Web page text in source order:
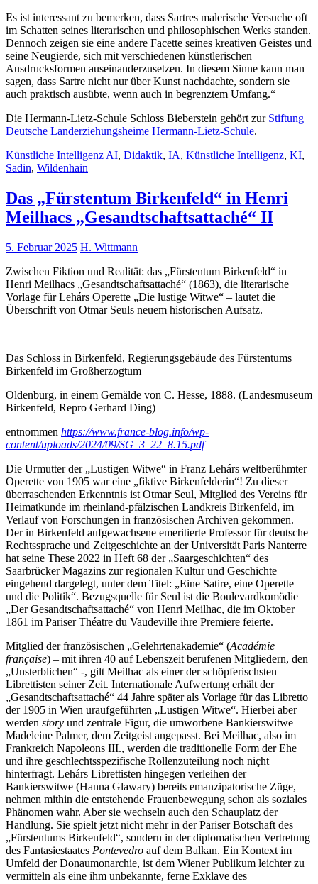
Es ist interessant zu bemerken, dass Sartres malerische Versuche oft
im Schatten seines literarischen und philosophischen Werks standen.
Dennoch zeigen sie eine andere Facette seines kreativen Geistes und
seine Neugierde, sich mit verschiedenen künstlerischen
Ausdrucksformen auseinanderzusetzen. In diesem Sinne kann man
sagen, dass Sartre nicht nur über Kunst nachdachte, sondern sie
auch praktisch ausübte, wenn auch in begrenztem Umfang.“
Die Hermann-Lietz-Schule Schloss Bieberstein gehört zur Stiftung
Deutsche Landerziehungsheime Hermann-Lietz-Schule.
Künstliche Intelligenz AI, Didaktik, IA, Künstliche Intelligenz, KI,
Sadin, Wildenhain
Das „Fürstentum Birkenfeld“ in Henri
Meilhacs „Gesandtschaftsattaché“ II
5. Februar 2025 H. Wittmann
Zwischen Fiktion und Realität: das „Fürstentum Birkenfeld“ in
Henri Meilhacs „Gesandtschaftsattaché“ (1863), die literarische
Vorlage für Lehárs Operette „Die lustige Witwe“ – lautet die
Überschrift von Otmar Seuls neuem historischen Aufsatz.
Das Schloss in Birkenfeld, Regierungsgebäude des Fürstentums
Birkenfeld im Großherzogtum
Oldenburg, in einem Gemälde von C. Hesse, 1888. (Landesmuseum
Birkenfeld, Repro Gerhard Ding)
entnommen https://www.france-blog.info/wp-
content/uploads/2024/09/SG_3_22_8.15.pdf
Die Urmutter der „Lustigen Witwe“ in Franz Lehárs weltberühmter
Operette von 1905 war eine „fiktive Birkenfelderin“! Zu dieser
überraschenden Erkenntnis ist Otmar Seul, Mitglied des Vereins für
Heimatkunde im rheinland-pfälzischen Landkreis Birkenfeld, im
Verlauf von Forschungen in französischen Archiven gekommen.
Der in Birkenfeld aufgewachsene emeritierte Professor für deutsche
Rechtssprache und Zeitgeschichte an der Universität Paris Nanterre
hat seine These 2022 in Heft 68 der „Saargeschichten“ des
Saarbrücker Magazins zur regionalen Kultur und Geschichte
eingehend dargelegt, unter dem Titel: „Eine Satire, eine Operette
und die Politik“. Bezugsquelle für Seul ist die Boulevardkomödie
„Der Gesandtschaftsattaché“ von Henri Meilhac, die im Oktober
1861 im Pariser Théatre du Vaudeville ihre Premiere feierte.
Mitglied der französischen „Gelehrtenakademie“ (Académie
française) – mit ihren 40 auf Lebenszeit berufenen Mitgliedern, den
„Unsterblichen“ -, gilt Meilhac als einer der schöpferischsten
Librettisten seiner Zeit. Internationale Aufwertung erhält der
„Gesandtschaftsattaché“ 44 Jahre später als Vorlage für das Libretto
der 1905 in Wien uraufgeführten „Lustigen Witwe“. Hierbei aber
werden story und zentrale Figur, die umworbene Bankierswitwe
Madeleine Palmer, dem Zeitgeist angepasst. Bei Meilhac, also im
Frankreich Napoleons III., werden die traditionelle Form der Ehe
und ihre geschlechtsspezifische Rollenzuteilung noch niçht
hinterfragt. Lehárs Librettisten hingegen verleihen der
Bankierswitwe (Hanna Glawary) bereits emanzipatorische Züge,
nehmen mithin die entstehende Frauenbewegung schon als soziales
Phänomen wahr. Aber sie wechseln auch den Schauplatz der
Handlung. Sie spielt jetzt nicht mehr in der Pariser Botschaft des
„Fürstentums Birkenfeld“, sondern in der diplomatischen Vertretung
des Fantasiestaates Pontevedro auf dem Balkan. Ein Kontext im
Umfeld der Donaumonarchie, ist dem Wiener Publikum leichter zu
vermitteln als eine ihm unbekannte, ferne Exklave des